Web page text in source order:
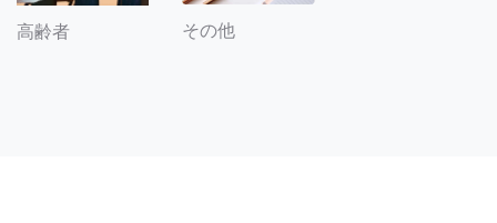
高齢者 その他